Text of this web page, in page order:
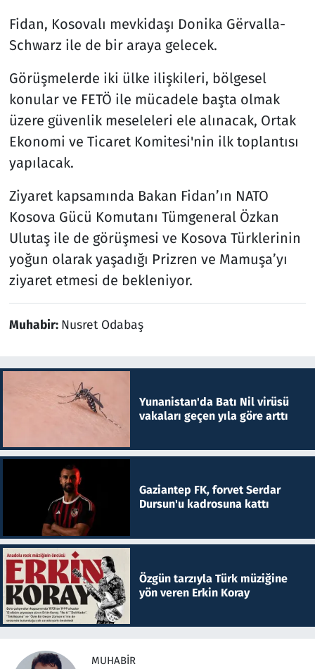
Fidan, Kosovalı mevkidaşı Donika Gërvalla-
Schwarz ile de bir araya gelecek.
Görüşmelerde iki ülke ilişkileri, bölgesel
konular ve FETÖ ile mücadele başta olmak
üzere güvenlik meseleleri ele alınacak, Ortak
Ekonomi ve Ticaret Komitesi'nin ilk toplantısı
yapılacak.
Ziyaret kapsamında Bakan Fidan’ın NATO
Kosova Gücü Komutanı Tümgeneral Özkan
Ulutaş ile de görüşmesi ve Kosova Türklerinin
yoğun olarak yaşadığı Prizren ve Mamuşa’yı
ziyaret etmesi de bekleniyor.
Muhabir: Nusret Odabaş
Yunanistan'da Batı Nil virüsü
vakaları geçen yıla göre arttı
Gaziantep FK, forvet Serdar
Dursun'u kadrosuna kattı
Özgün tarzıyla Türk müziğine
yön veren Erkin Koray
MUHABIR